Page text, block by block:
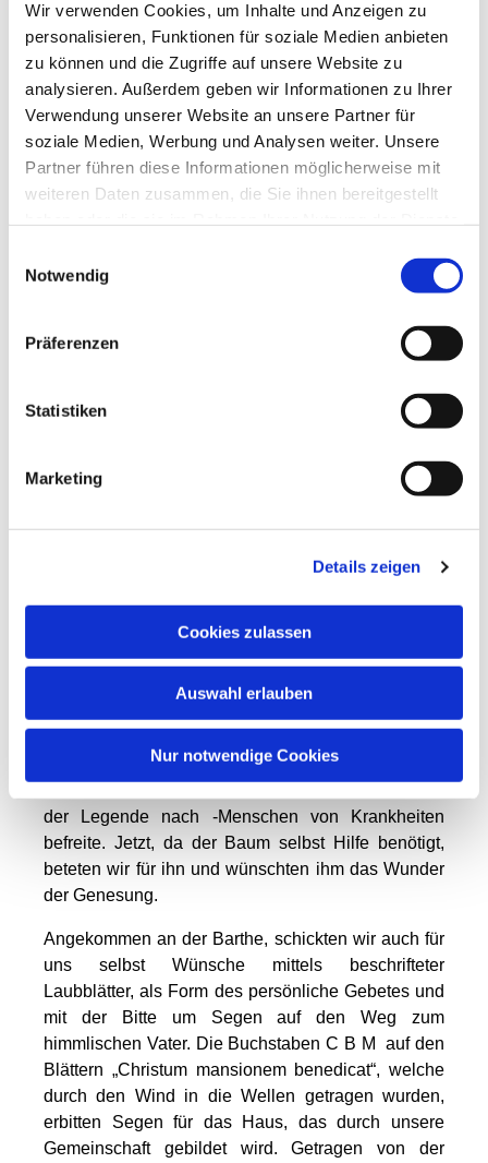
Wir verwenden Cookies, um Inhalte und Anzeigen zu
personalisieren, Funktionen für soziale Medien anbieten
zu können und die Zugriffe auf unsere Website zu
analysieren. Außerdem geben wir Informationen zu Ihrer
Verwendung unserer Website an unsere Partner für
soziale Medien, Werbung und Analysen weiter. Unsere
Partner führen diese Informationen möglicherweise mit
weiteren Daten zusammen, die Sie ihnen bereitgestellt
Notwendig
Präferenzen
Statistiken
Marketing
Details zeigen
Cookies zulassen
Auswahl erlauben
Nur notwendige Cookies
der wir gemeinsam Baumperlen zu pflücken lernten.
Eine sehr besondere Erfahrung. Sie erklärte uns
auch wie Buche und Efeu in ihrem Zusammenleben
fast eins werden und was wir uns davon abschauen
können, auch vielleicht in Bezug auf unseren
Glauben oder unsere Beziehungen.
reichlichen Proviant aber auch unsere Eindrücke
vom Pilgern heute und die viele besondere
Erfahrungen von verschiedenen Pilgerwegen.
gewesen, so auch der Dominikanermönch Bruder
Simon, der sich mit uns auf den GreifenWeg
begeben hatte. Von ihm erhielten wir Einblicke in
das Leben der Dominikaner heute, viele historische
und weiterführende Informationen zu Bibeltexten
Sonnenschein, im Wind, in dem Rauschen der
der Legende nach -Menschen von Krankheiten
befreite. Jetzt, da der Baum selbst Hilfe benötigt,
beteten wir für ihn und wünschten ihm das Wunder
der Genesung.
Angekommen an der Barthe, schickten wir auch für
uns selbst Wünsche mittels beschrifteter
Laubblätter, als Form des persönliche Gebetes und
mit der Bitte um Segen auf den Weg zum
himmlischen Vater. Die Buchstaben C B M auf den
Blättern „Christum mansionem benedicat“, welche
durch den Wind in die Wellen getragen wurden,
erbitten Segen für das Haus, das durch unsere
Gemeinschaft gebildet wird. Getragen von der